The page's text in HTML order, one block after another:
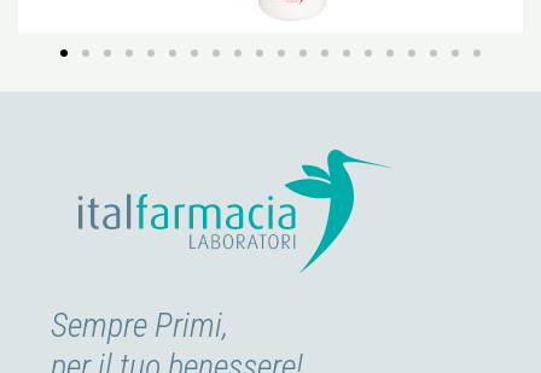
Sempre Primi,